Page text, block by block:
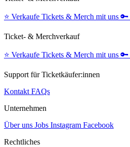
⭐️ Verkaufe Tickets & Merch mit uns 🔑
Ticket- & Merchverkauf
⭐️ Verkaufe Tickets & Merch mit uns 🔑
Support für Ticketkäufer:innen
Kontakt FAQs
Unternehmen
Über uns Jobs Instagram Facebook
Rechtliches